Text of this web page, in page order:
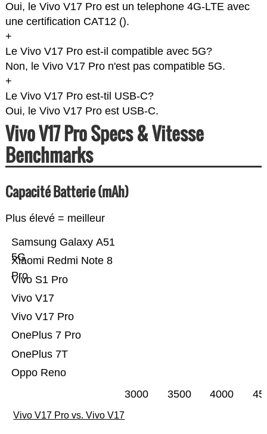
Oui, le Vivo V17 Pro est un telephone 4G-LTE avec
une certification CAT12 ().
+
Le Vivo V17 Pro est-il compatible avec 5G?
Non, le Vivo V17 Pro n'est pas compatible 5G.
+
Le Vivo V17 Pro est-til USB-C?
Oui, le Vivo V17 Pro est USB-C.
Vivo V17 Pro Specs & Vitesse
Benchmarks
Capacité Batterie (mAh)
Plus élevé = meilleur
Oppo Reno
OnePlus 7T
OnePlus 7 Pro
Vivo V17 Pro
Vivo V17
Vivo S1 Pro
Xiaomi Redmi Note 8
Pro
Samsung Galaxy A51
5G
3000 3500 4000
Vivo V17 Pro vs. Vivo V17